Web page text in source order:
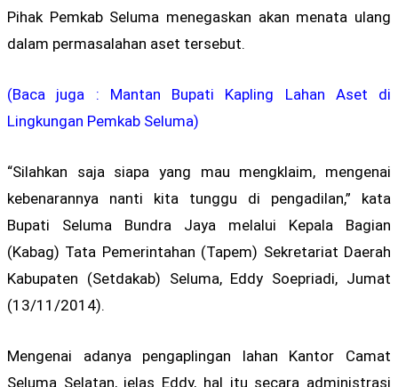
Pihak Pemkab Seluma menegaskan akan menata ulang
dalam permasalahan aset tersebut.
(Baca juga : Mantan Bupati Kapling Lahan Aset di
Lingkungan Pemkab Seluma)
“Silahkan saja siapa yang mau mengklaim, mengenai
kebenarannya nanti kita tunggu di pengadilan,” kata
Bupati Seluma Bundra Jaya melalui Kepala Bagian
(Kabag) Tata Pemerintahan (Tapem) Sekretariat Daerah
Kabupaten (Setdakab) Seluma, Eddy Soepriadi, Jumat
(13/11/2014).
Mengenai adanya pengaplingan lahan Kantor Camat
Seluma Selatan, jelas Eddy, hal itu secara administrasi